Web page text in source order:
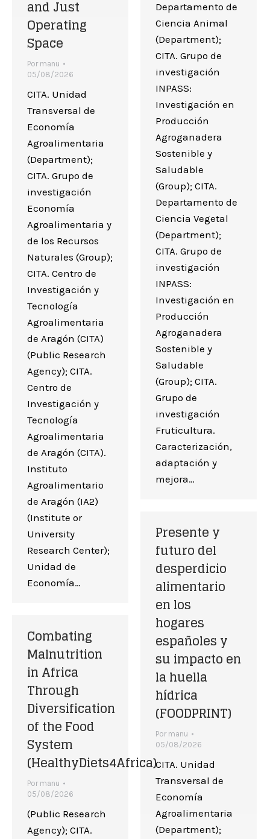
Departamento de
Ciencia Animal
(Department);
CITA. Grupo de
investigación
INPASS:
Investigación en
Producción
Agroganadera
Sostenible y
Saludable
(Group); CITA.
Departamento de
Ciencia Vegetal
(Department);
CITA. Grupo de
investigación
INPASS:
Investigación en
Producción
Agroganadera
Sostenible y
Saludable
(Group); CITA.
Grupo de
investigación
Fruticultura.
Caracterización,
adaptación y
mejora…
and Just
Operating
Space
Por manu
05/08/2026
CITA. Unidad
Transversal de
Economía
Agroalimentaria
(Department);
CITA. Grupo de
investigación
Economía
Agroalimentaria y
de los Recursos
Naturales (Group);
CITA. Centro de
Investigación y
Tecnología
Agroalimentaria
de Aragón (CITA)
(Public Research
Agency); CITA.
Centro de
Investigación y
Tecnología
Agroalimentaria
de Aragón (CITA).
Instituto
Agroalimentario
de Aragón (IA2)
(Institute or
University
Research Center);
Unidad de
Economía…
Presente y
futuro del
desperdicio
alimentario
en los
hogares
españoles y
su impacto en
la huella
hídrica
(FOODPRINT)
Por manu
05/08/2026
CITA. Unidad
Transversal de
Economía
Agroalimentaria
(Department);
Combating
Malnutrition
in Africa
Through
Diversification
of the Food
System
(HealthyDiets4Africa)
Por manu
05/08/2026
(Public Research
Agency); CITA.